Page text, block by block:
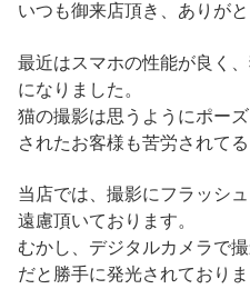
いつも御来店頂き、ありがと
最近はスマホの性能が良く
になりました。
猫の撮影は思うようにポー
されたお客様も苦労されてる
当店では、撮影にフラッシ
遠慮頂いております。
むかし、デジタルカメラで
だと勝手に発光されておりま